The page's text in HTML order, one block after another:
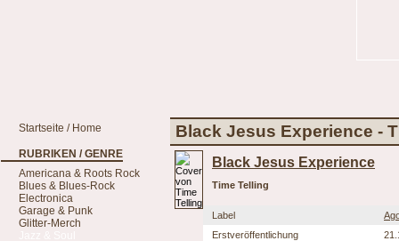
Startseite / Home
RUBRIKEN / GENRE
Americana & Roots Rock
Blues & Blues-Rock
Electronica
Garage & Punk
Glitter-Merch
Black Jesus Experience -
Black Jesus Experience
Time Telling
Label
Erstveröffentlichung